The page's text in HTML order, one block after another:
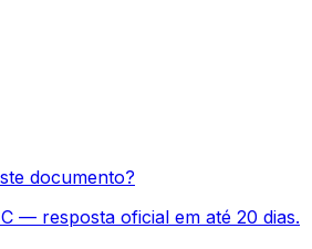
documento?
— resposta oficial em até 20 dias.